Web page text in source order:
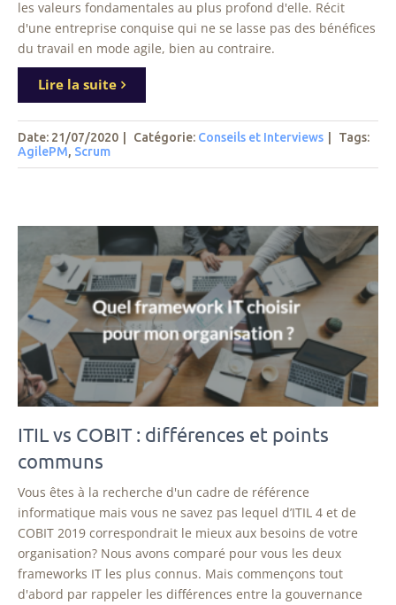
les valeurs fondamentales au plus profond d'elle. Récit
d'une entreprise conquise qui ne se lasse pas des bénéfices
du travail en mode agile, bien au contraire.
Lire la suite
Date: 21/07/2020 Catégorie: Conseils et Interviews Tags:
AgilePM, Scrum
ITIL vs COBIT : différences et points
communs
Vous êtes à la recherche d'un cadre de référence
informatique mais vous ne savez pas lequel d’ITIL 4 et de
COBIT 2019 correspondrait le mieux aux besoins de votre
organisation? Nous avons comparé pour vous les deux
frameworks IT les plus connus. Mais commençons tout
d'abord par rappeler les différences entre la gouvernance